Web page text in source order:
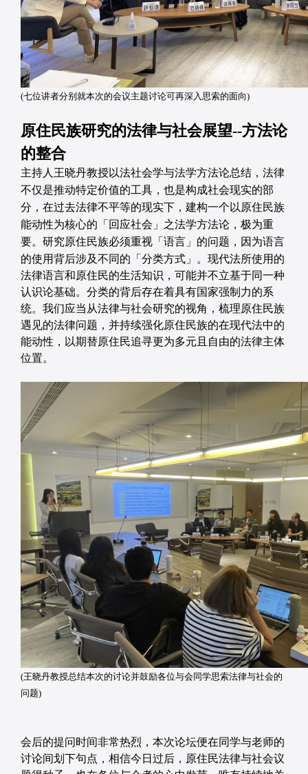
(七位讲者分别就本次的会议主题讨论可再深入思索的面向)
原住民族研究的法律与社会展望--方法论
的整合
主持人王晓丹教授以法社会学与法学方法论总结， 法律
不仅是推动特定价值的工具，也是构成社会现实的部
分，在过去法律不平等的现实下，建构一个以原住民族
能动性为核心的「回应社会」之法学方法论，极为重
要。 研究原住民族必须重视「语言」的问题，因为语言
的使用背后涉及不同的「分类方式」。现代法所使用的
法律语言和原住民的生活知识，可能并不立基于同一种
认识论基础。分类的背后存在着具有国家强制力的系
统。我们应当从法律与社会研究的视角，梳理原住民族
遇见的法律问题，并持续强化原住民族的在现代法中的
能动性，以期替原住民追寻更为多元且自由的法律主体
位置。
(王晓丹教授总结本次的讨论并鼓励各位与会同学思索法律与社会的
问题)
会后的提问时间非常热烈，本次论坛便在同学与老师的
讨论间划下句点，相信今日过后，原住民法律与社会议